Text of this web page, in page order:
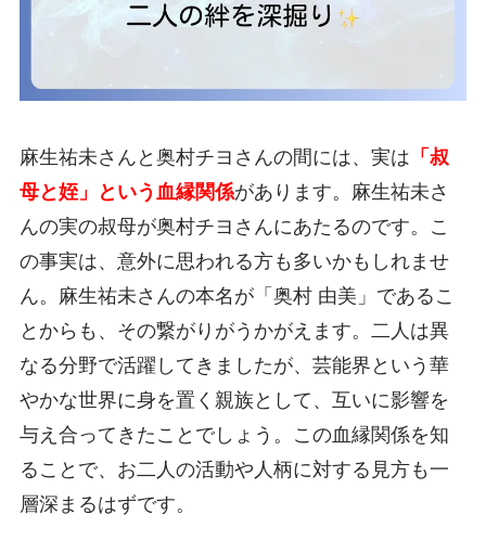
麻生祐未さんと奥村チヨさんの間には、実は 「叔
母と姪」という血縁関係があります。麻生祐未さ
んの実の叔母が奥村チヨさんにあたるのです。こ
の事実は、意外に思われる方も多いかもしれませ
ん。麻生祐未さんの本名が「奥村 由美」であるこ
とからも、その繋がりがうかがえます。二人は異
なる分野で活躍してきましたが、芸能界という華
やかな世界に身を置く親族として、互いに影響を
与え合ってきたことでしょう。この血縁関係を知
ることで、お二人の活動や人柄に対する見方も一
層深まるはずです。